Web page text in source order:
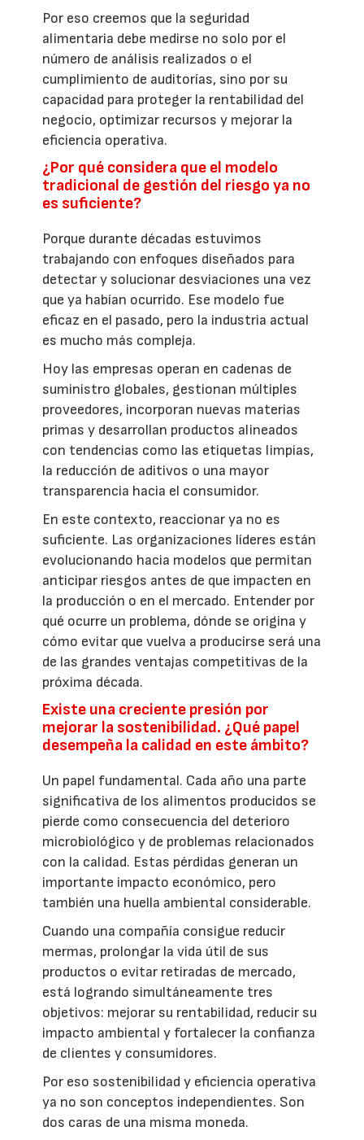
Por eso creemos que la seguridad
alimentaria debe medirse no solo por el
número de análisis realizados o el
cumplimiento de auditorías, sino por su
capacidad para proteger la rentabilidad del
negocio, optimizar recursos y mejorar la
eficiencia operativa.
¿Por qué considera que el modelo
tradicional de gestión del riesgo ya no
es suficiente?
Porque durante décadas estuvimos
trabajando con enfoques diseñados para
detectar y solucionar desviaciones una vez
que ya habían ocurrido. Ese modelo fue
eficaz en el pasado, pero la industria actual
es mucho más compleja.
Hoy las empresas operan en cadenas de
suministro globales, gestionan múltiples
proveedores, incorporan nuevas materias
primas y desarrollan productos alineados
con tendencias como las etiquetas limpias,
la reducción de aditivos o una mayor
transparencia hacia el consumidor.
En este contexto, reaccionar ya no es
suficiente. Las organizaciones líderes están
evolucionando hacia modelos que permitan
anticipar riesgos antes de que impacten en
la producción o en el mercado. Entender por
qué ocurre un problema, dónde se origina y
cómo evitar que vuelva a producirse será una
de las grandes ventajas competitivas de la
próxima década.
Existe una creciente presión por
mejorar la sostenibilidad. ¿Qué papel
desempeña la calidad en este ámbito?
Un papel fundamental. Cada año una parte
significativa de los alimentos producidos se
pierde como consecuencia del deterioro
microbiológico y de problemas relacionados
con la calidad. Estas pérdidas generan un
importante impacto económico, pero
también una huella ambiental considerable.
Cuando una compañía consigue reducir
mermas, prolongar la vida útil de sus
productos o evitar retiradas de mercado,
está logrando simultáneamente tres
objetivos: mejorar su rentabilidad, reducir su
impacto ambiental y fortalecer la confianza
de clientes y consumidores.
Por eso sostenibilidad y eficiencia operativa
ya no son conceptos independientes. Son
dos caras de una misma moneda.